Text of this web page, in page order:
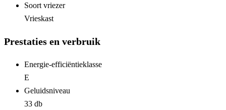
Soort vriezer
Vrieskast
Prestaties en verbruik
Energie-efficiëntieklasse
E
Geluidsniveau
33 db